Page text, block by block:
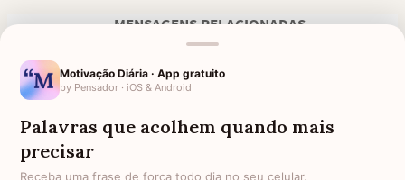
MENSAGENS RELACIONADAS
FRASES DE CONFORTO PARA
QUEM ESTÁ EM SOFRIMENTO
FRASES DE FORÇA PARA QUEM
ESTÁ DOENTE
TRISTE
Motivação Diária · App gratuito
by Pensador · iOS & Android
Palavras que acolhem quando mais
precisar
Receba uma frase de força todo dia no seu celular.